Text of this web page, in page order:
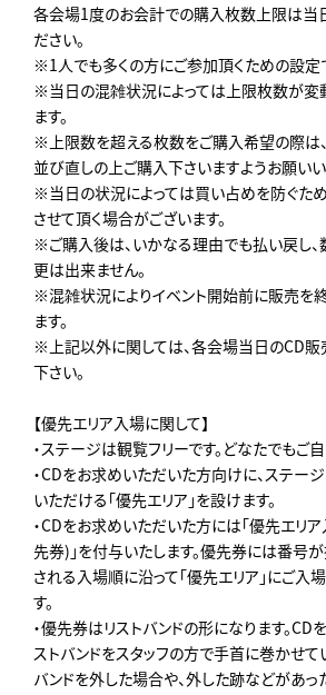
各会場1度のお会計での購入枚数上限は当
ださい。
※1人でも多くの方にご参加頂くための設定
※当日の混雑状況によっては上限枚数が変
ます。
※上限数を超える枚数をご購入希望の際は
並び直しの上ご購入下さいますようお願いい
※当日の状況によっては買い占めを防ぐた
させて頂く場合がございます。
※ご購入後は、いかなる理由でも払い戻し
更は出来ません。
※混雑状況によりイベント開始前に販売を
ます。
※上記以外に関しては、各会場当日のCD販
下さい。
【優先エリア入場に関して】
・ステージは観覧フリーです。どなたでもご
・CDをお求めいただいた方向けに、ステー
いただける「優先エリア」を設けます。
・CDをお求めいただいた方には「優先エリ
先券)」を付与いたします。優先券には番号
される入場順に沿って「優先エリア」にご入
す。
・優先券はリストバンドの形になります。CD
ストバンドをスタッフの方で手首に巻かせて
バンドを外した場合や、外した跡などがあ